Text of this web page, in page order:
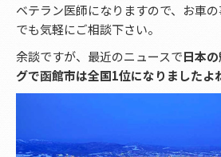
ベテラン医師になりますので、お車
でも気軽にご相談下さい。
余談ですが、最近のニュースで日本
グで函館市は全国1位になりましたよ